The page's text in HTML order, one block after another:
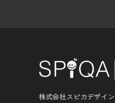
株式会社スピカデザイン